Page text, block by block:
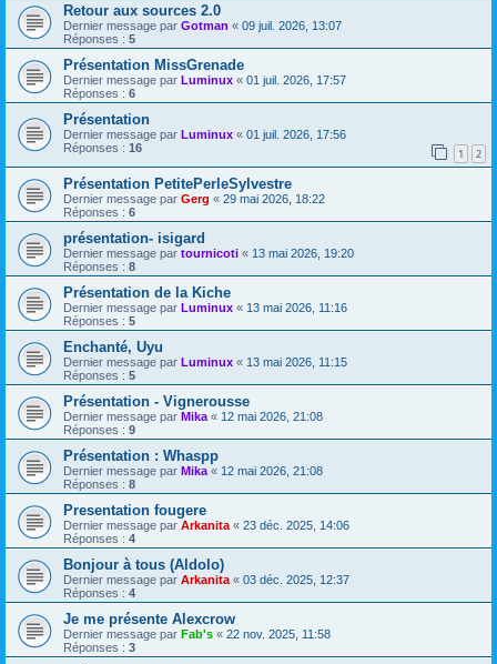
Retour aux sources 2.0
Dernier message par Gotman « 09 juil. 2026, 13:07
Réponses : 5
Présentation MissGrenade
Dernier message par Luminux « 01 juil. 2026, 17:57
Réponses : 6
Présentation
Dernier message par Luminux « 01 juil. 2026, 17:56
Réponses : 16 1 2
Présentation PetitePerleSylvestre
Dernier message par Gerg « 29 mai 2026, 18:22
Réponses : 6
présentation- isigard
Dernier message par tournicoti « 13 mai 2026, 19:20
Réponses : 8
Présentation de la Kiche
Dernier message par Luminux « 13 mai 2026, 11:16
Réponses : 5
Enchanté, Uyu
Dernier message par Luminux « 13 mai 2026, 11:15
Réponses : 5
Présentation - Vignerousse
Dernier message par Mika « 12 mai 2026, 21:08
Réponses : 9
Présentation : Whaspp
Dernier message par Mika « 12 mai 2026, 21:08
Réponses : 8
Presentation fougere
Dernier message par Arkanita « 23 déc. 2025, 14:06
Réponses : 4
Bonjour à tous (Aldolo)
Dernier message par Arkanita « 03 déc. 2025, 12:37
Réponses : 4
Je me présente Alexcrow
Dernier message par Fab's « 22 nov. 2025, 11:58
Réponses : 3